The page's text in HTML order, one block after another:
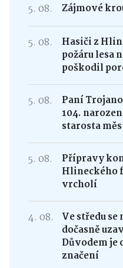
5. 08. Zájmové
5. 08.
Hasiči z
požáru lesa
poškodil
5. 08.
Paní
104.
starosta
5. 08.
Přípravy
Hlineckého
vrcholí
4. 08.
Ve středu
dočasně
Důvodem
značení